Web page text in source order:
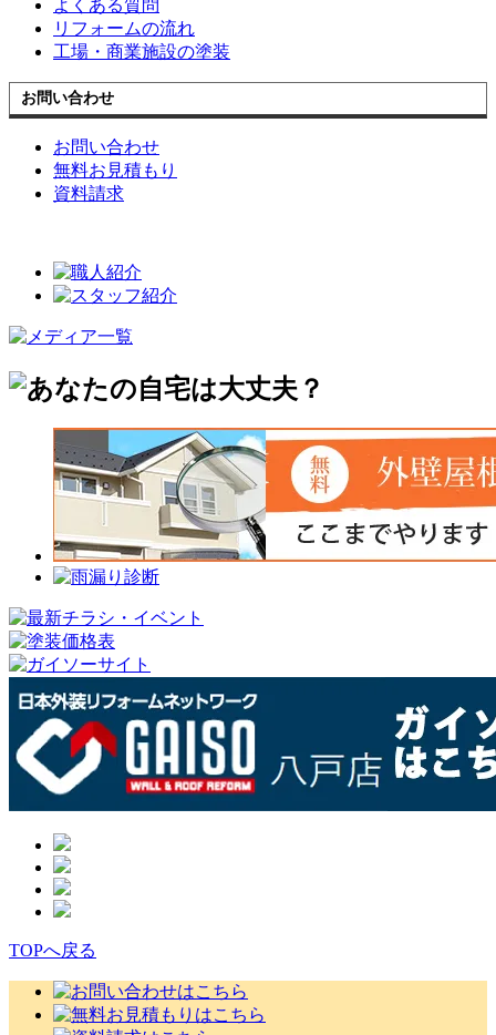
よくある質問
リフォームの流れ
工場・商業施設の塗装
お問い合わせ
お問い合わせ
無料お見積もり
資料請求
TOPへ戻る